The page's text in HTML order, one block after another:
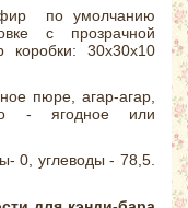
по умолчанию
с прозрачной
коробки: 30х30х10
пюре, агар-агар,
- ягодное или
0, углеводы - 78,5.